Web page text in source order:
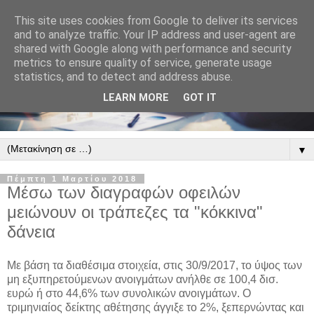
▼
Πέμπτη 1 Μαρτίου 2018
Μέσω των διαγραφών οφειλών
μειώνουν οι τράπεζες τα "κόκκινα"
δάνεια
Με βάση τα διαθέσιμα στοιχεία, στις 30/9/2017, το ύψος των
μη εξυπηρετούμενων ανοιγμάτων ανήλθε σε 100,4 δισ.
ευρώ ή στο 44,6% των συνολικών ανοιγμάτων. Ο
τριμηνιαίος δείκτης αθέτησης άγγιξε το 2%, ξεπερνώντας και
This site uses cookies from Google to deliver its services
and to analyze traffic. Your IP address and user-agent are
shared with Google along with performance and security
metrics to ensure quality of service, generate usage
statistics, and to detect and address abuse.
LEARN MORE GOT IT